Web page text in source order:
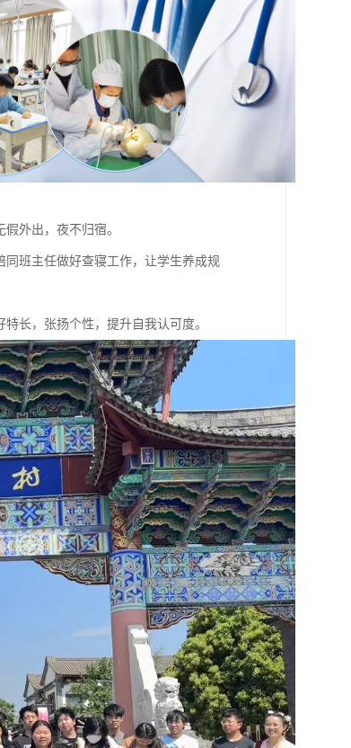
外出，夜不归宿。
班主任做好查寝工作，让学生养成规
长，张扬个性，提升自我认可度。